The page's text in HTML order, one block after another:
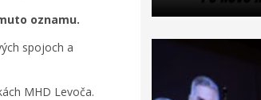
oznamu.
spojoch a
MHD Levoča.